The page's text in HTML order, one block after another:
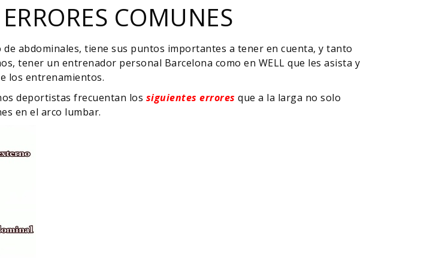
COMUNES
abdominales, tiene sus puntos importantes a tener en cuenta, y tanto
tener un entrenador personal Barcelona como en WELL que les asista y
los entrenamientos.
deportistas frecuentan los siguientes errores que a la larga no solo
en el arco lumbar.